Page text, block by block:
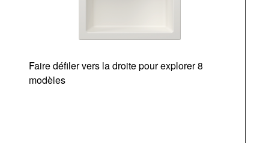
Faire défiler vers la droite pour explorer 8
modèles